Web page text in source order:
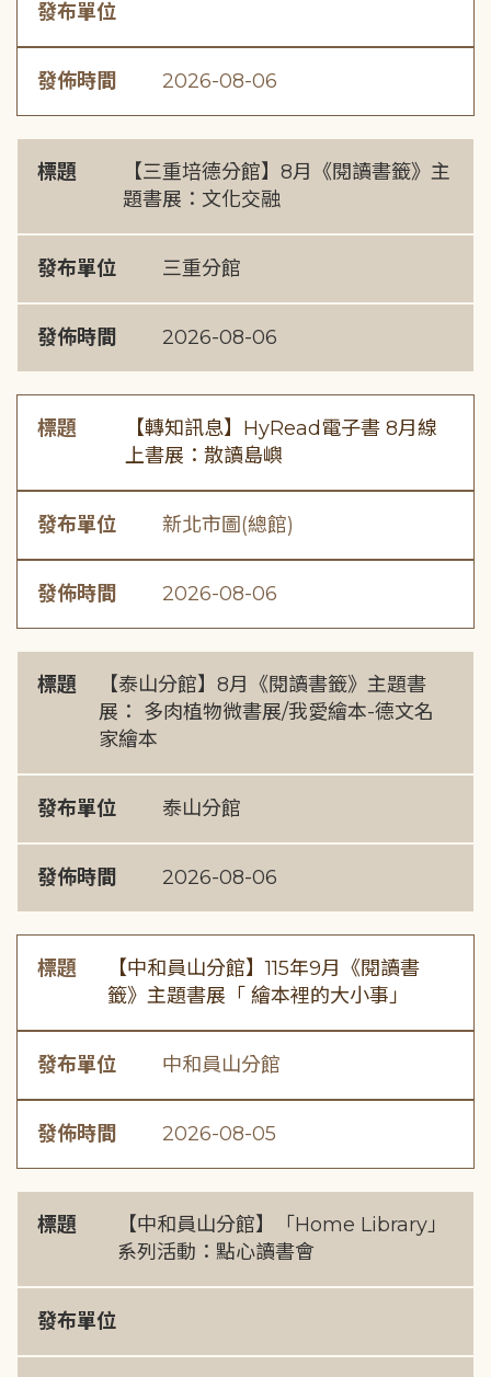
發布單位
發佈時間 2026-08-06
標題
【三重培德分館】8月《閱讀書籤》主
題書展：文化交融
發布單位 三重分館
發佈時間 2026-08-06
標題
【轉知訊息】HyRead電子書 8月線
上書展：散讀島嶼
發布單位 新北市圖(總館)
發佈時間 2026-08-06
標題
【泰山分館】8月《閱讀書籤》主題書
展： 多肉植物微書展/我愛繪本-德文名
家繪本
發布單位 泰山分館
發佈時間 2026-08-06
標題
【中和員山分館】115年9月《閱讀書
籤》主題書展「 繪本裡的大小事」
發布單位 中和員山分館
發佈時間 2026-08-05
標題
【中和員山分館】「Home Library」
系列活動：點心讀書會
發布單位